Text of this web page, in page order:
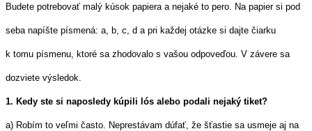
Budete potrebovať malý kúsok papiera a nejaké to pero. Na papier si pod
seba napíšte písmená: a, b, c, d a pri každej otázke si dajte čiarku
k tomu písmenu, ktoré sa zhodovalo s vašou odpoveďou. V závere sa
dozviete výsledok.
1. Kedy ste si naposledy kúpili lós alebo podali nejaký tiket?
a) Robím to veľmi často. Neprestávam dúfať, že šťastie sa usmeje aj na